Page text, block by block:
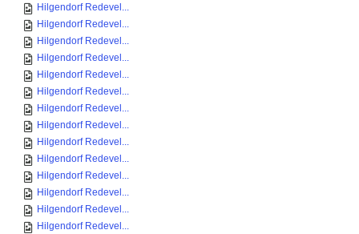
Hilgendorf Redevel...
Hilgendorf Redevel...
Hilgendorf Redevel...
Hilgendorf Redevel...
Hilgendorf Redevel...
Hilgendorf Redevel...
Hilgendorf Redevel...
Hilgendorf Redevel...
Hilgendorf Redevel...
Hilgendorf Redevel...
Hilgendorf Redevel...
Hilgendorf Redevel...
Hilgendorf Redevel...
Hilgendorf Redevel...